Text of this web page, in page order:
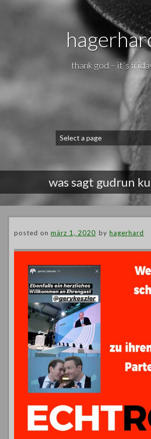
thank god – it´s
was sagt gudrun
posted on märz 1, 2020 by hagerhard